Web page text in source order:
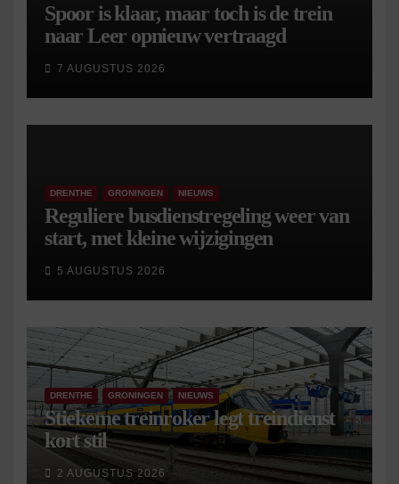
Spoor is klaar, maar toch is de trein
naar Leer opnieuw vertraagd
7 AUGUSTUS 2026
DRENTHE GRONINGEN NIEUWS
Reguliere busdienstregeling weer van
start, met kleine wijzigingen
5 AUGUSTUS 2026
DRENTHE GRONINGEN NIEUWS
Stiekeme treinroker legt treindienst
kort stil
2 AUGUSTUS 2026